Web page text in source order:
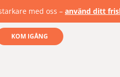
med oss – använd ditt
KOM IGÅNG